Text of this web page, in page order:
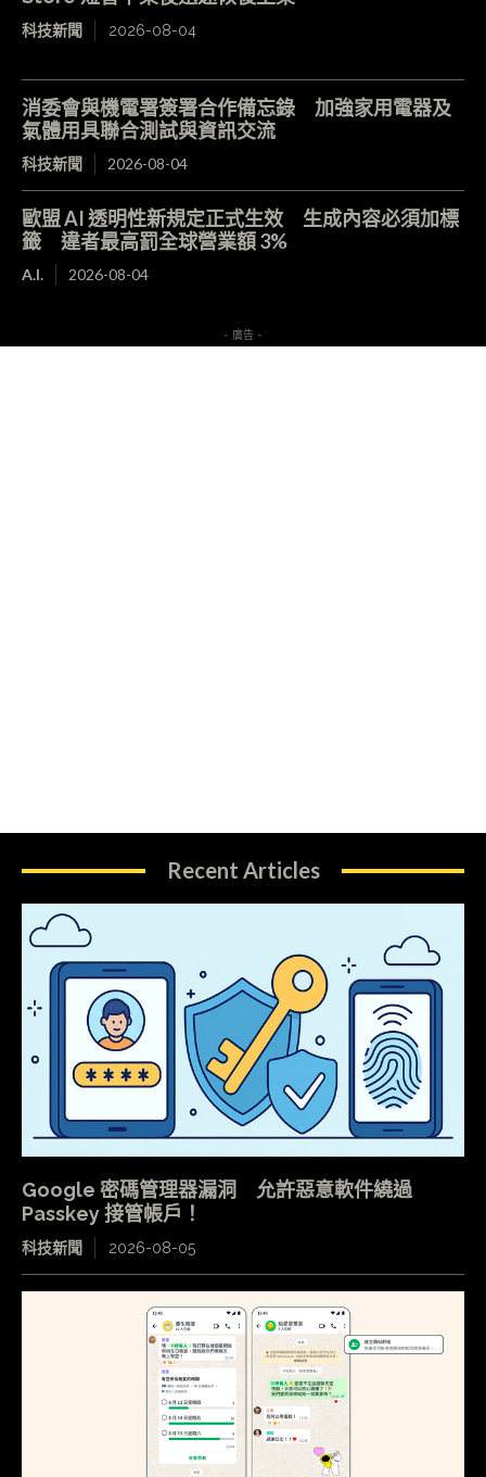
科技新聞 2026-08-04
消委會與機電署簽署合作備忘錄 加強家用電器及
氣體用具聯合測試與資訊交流
科技新聞 2026-08-04
歐盟 AI 透明性新規定正式生效 生成內容必須加標
籤 違者最高罰全球營業額 3%
A.I. 2026-08-04
- 廣告 -
Recent Articles
Google 密碼管理器漏洞 允許惡意軟件繞過
Passkey 接管帳戶！
科技新聞 2026-08-05